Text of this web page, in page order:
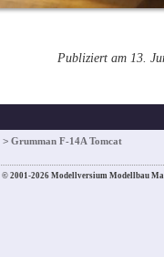
Publiziert am 13.
> Grumman F-14A Tomcat
© 2001-2026 Modellversium Modellbau